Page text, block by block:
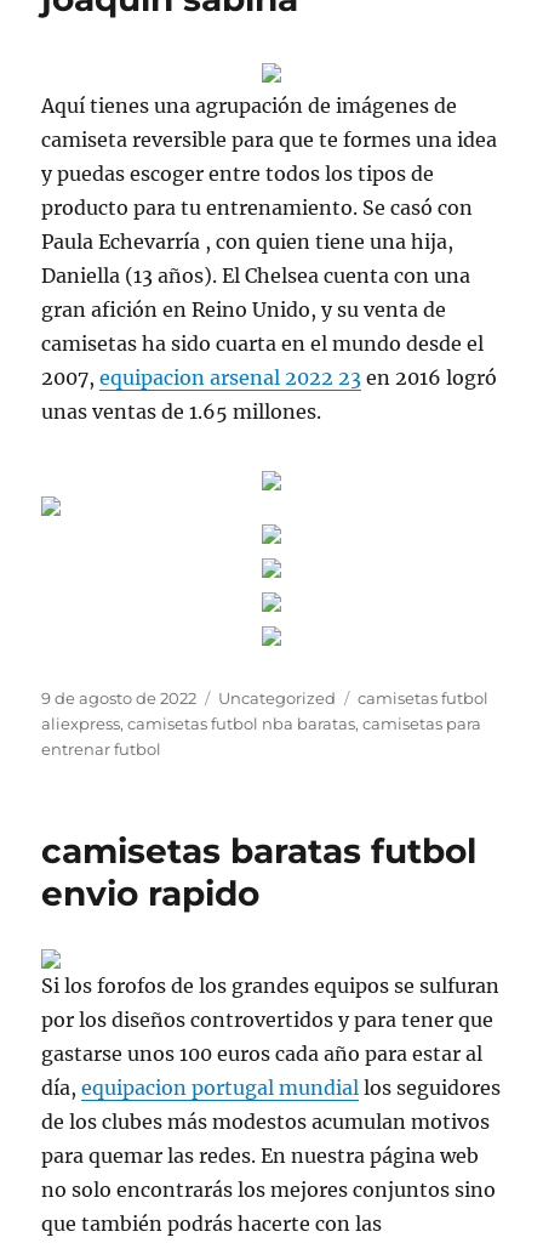
Aquí tienes una agrupación de imágenes de
camiseta reversible para que te formes una idea
y puedas escoger entre todos los tipos de
producto para tu entrenamiento. Se casó con
Paula Echevarría , con quien tiene una hija,
Daniella (13 años). El Chelsea cuenta con una
gran afición en Reino Unido, y su venta de
camisetas ha sido cuarta en el mundo desde el
2007,equipacion arsenal 2022 23 en 2016 logró
unas ventas de 1.65 millones.
Publicado
el
9 de agosto de 2022 Categorías
Uncategorized Etiquetas
camisetas futbol
aliexpress,camisetas futbol nba baratas,camisetas para
entrenar futbol
camisetas baratas futbol
envio rapido
Si los forofos de los grandes equipos se sulfuran
por los diseños controvertidos y para tener que
gastarse unos 100 euros cada año para estar al
día,equipacion portugal mundial los seguidores
de los clubes más modestos acumulan motivos
para quemar las redes. En nuestra página web
no solo encontrarás los mejores conjuntos sino
que también podrás hacerte con las